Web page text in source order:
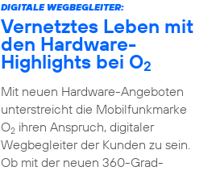
DIGITALE WEGBEGLEITER:
Vernetztes Leben mit
den Hardware-
Highlights bei O2
Mit neuen Hardware-Angeboten
unterstreicht die Mobilfunkmarke
O2ihren Anspruch, digitaler
Wegbegleiter der Kunden zu sein.
Ob mit der neuen 360-Grad-